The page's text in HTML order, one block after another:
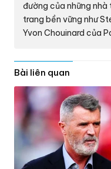
đường của những
trang bền vững như
Yvon Chouinard của
Bài liên quan